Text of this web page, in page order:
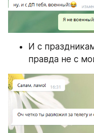
И с
правда не с